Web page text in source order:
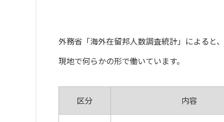
外務省「海外在留邦人数調査統計」によると
現地で何らかの形で働いています。
区分 内容